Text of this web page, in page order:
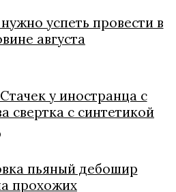
успеть провести в
августа
у иностранца с
свертка с синтетикой
пьяный дебошир
прохожих